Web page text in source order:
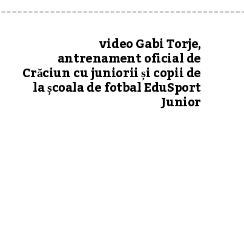
video Gabi Torje,
antrenament oficial de
Crăciun cu juniorii și copii de
la școala de fotbal EduSport
Junior